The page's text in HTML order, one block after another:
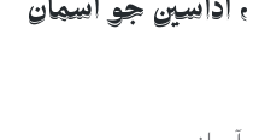
اُداسين جو آسمان
آسمان